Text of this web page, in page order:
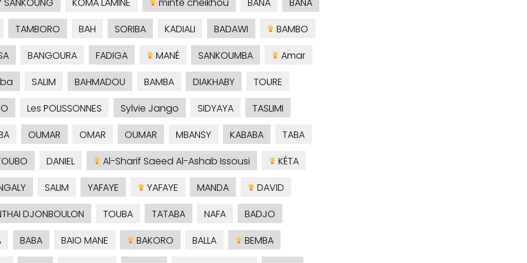
SANKOUNG KOMA LAMINE minté cheikhou BANA
BANA
TAMBORO
BAH SORIBA KADIALI BADAWI
BAMBO
BANGOURA FADIGA MANÉ SANKOUMBA
Amar
SALIM BAHMADOU BAMBA DIAKHABY
TOURE
Les POLISSONNES Sylvie Jango SIDYAYA
TASLIMI
OUMAR OMAR OUMAR MBANSY KABABA
TABA
DANIEL Al-Sharif Saeed Al-Ashab Issousi
KÉTA
SALIM YAFAYE YAFAYE MANDA
DAVID
DJONBOULON
TOUBA TATABA NAFA
BADJO
BABA BAIO MANE BAKORO BALLA
BEMBA